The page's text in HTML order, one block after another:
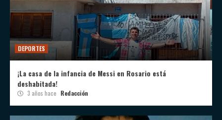
DEPORTES
¡La casa de la infancia de Messi en Rosario está
deshabitada!
3 años hace Redacción